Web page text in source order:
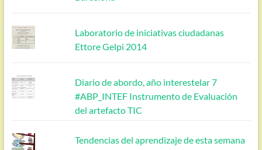
Laboratorio de iniciativas ciudadanas
Ettore Gelpi 2014
Diario de abordo, año interestelar 7
#ABP_INTEF Instrumento de Evaluación
del artefacto TIC
Tendencias del aprendizaje de esta semana